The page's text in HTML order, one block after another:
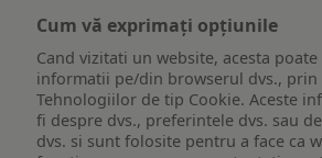
Cum vă exprimați opțiunile
Cand vizitati un website, acesta poate
informatii pe/din browserul dvs.,
Tehnologiilor de tip Cookie. Aceste
fi despre dvs., preferintele dvs. sau
dvs. si sunt folosite pentru a face ca